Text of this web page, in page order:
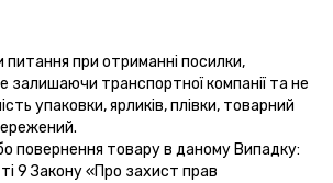
при отриманні посилки,
залишаючи транспортної компанії та не
упаковки, ярликів, плівки, товарний
повернення товару в даному Випадку:
9 Закону «Про захист прав